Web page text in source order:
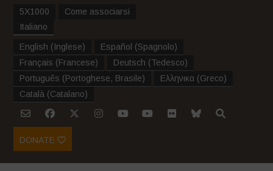
5X1000
Come associarsi
Italiano
English (Inglese) Español (Spagnolo)
Français (Francese) Deutsch (Tedesco)
Português (Portoghese, Brasile) Ελληνικα (Greco)
Català (Catalano)
DONATE